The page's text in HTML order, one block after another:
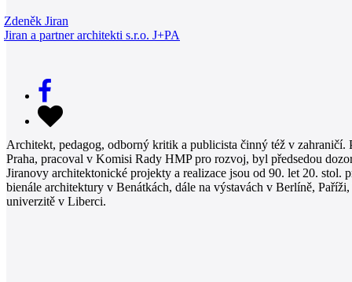
Zdeněk Jiran
Jiran a partner architekti s.r.o. J+PA
Architekt, pedagog, odborný kritik a publicista činný též v
Praha, pracoval v Komisi Rady HMP pro rozvoj, byl předsedou
Jiranovy architektonické projekty a realizace jsou od 90. let 20.
bienále architektury v Benátkách, dále na výstavách v Berlíně,
univerzitě v Liberci.